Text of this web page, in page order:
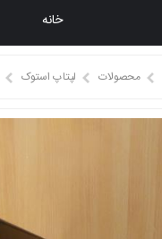
خانه
محصولات لپتاپ استوک